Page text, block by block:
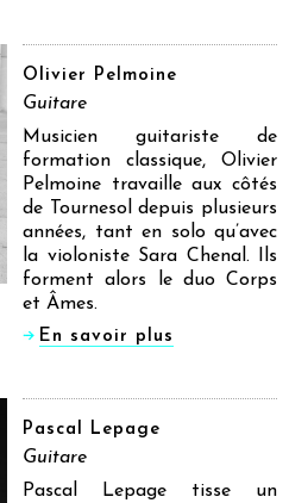
Olivier Pelmoine
Guitare
Musicien guitariste de
formation classique, Olivier
Pelmoine travaille aux côtés
de Tournesol depuis plusieurs
années, tant en solo qu’avec
la violoniste Sara Chenal. Ils
forment alors le duo Corps
et Âmes.
En savoir plus
Pascal Lepage
Guitare
Pascal Lepage tisse un